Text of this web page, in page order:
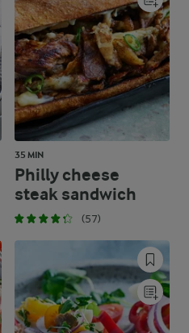
35 MIN
Philly cheese
steak sandwich
(57)